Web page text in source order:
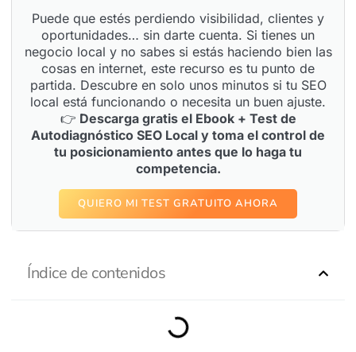
Puede que estés perdiendo visibilidad, clientes y
oportunidades… sin darte cuenta. Si tienes un
negocio local y no sabes si estás haciendo bien las
cosas en internet, este recurso es tu punto de
partida. Descubre en solo unos minutos si tu SEO
local está funcionando o necesita un buen ajuste.
👉 Descarga gratis el Ebook + Test de
Autodiagnóstico SEO Local y toma el control de
tu posicionamiento antes que lo haga tu
competencia.
QUIERO MI TEST GRATUITO AHORA
Índice de contenidos